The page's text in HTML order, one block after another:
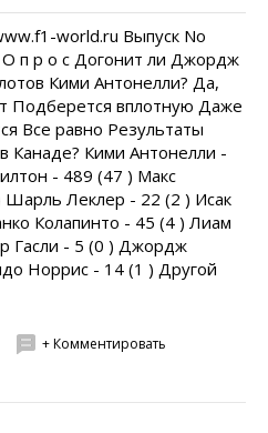
world.ru Выпуск No
п р о с Догонит ли Джордж
Кими Антонелли? Да,
Подберется вплотную Даже
Все равно Результаты
Канаде? Кими Антонелли -
- 489 (47 ) Макс
Шарль Леклер - 22 (2 ) Исак
Колапинто - 45 (4 ) Лиам
Гасли - 5 (0 ) Джордж
Норрис - 14 (1 ) Другой
+ Комментировать